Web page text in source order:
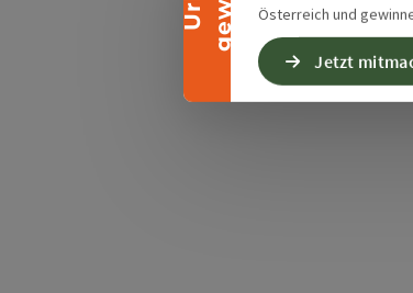
Österreich und
Jetzt